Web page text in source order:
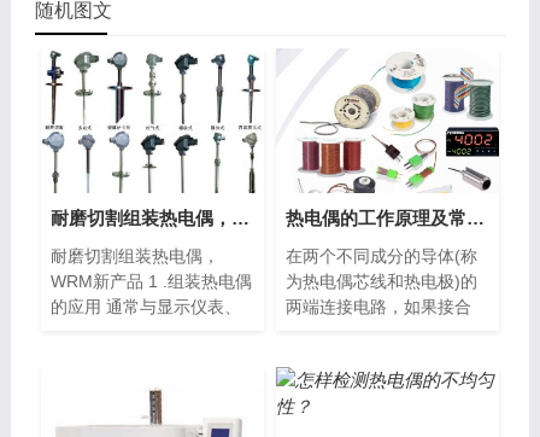
随机图文
耐磨切割组装热电偶，WRM新产品
耐磨切割组装热电偶，
WRM新产品 1 .组装热电偶
的应用 通常与显示仪表、
热电偶的工作原理及常见种类
在两个不同成分的导体(称
为热电偶芯线和热电极)的
两端连接电路，如果接合